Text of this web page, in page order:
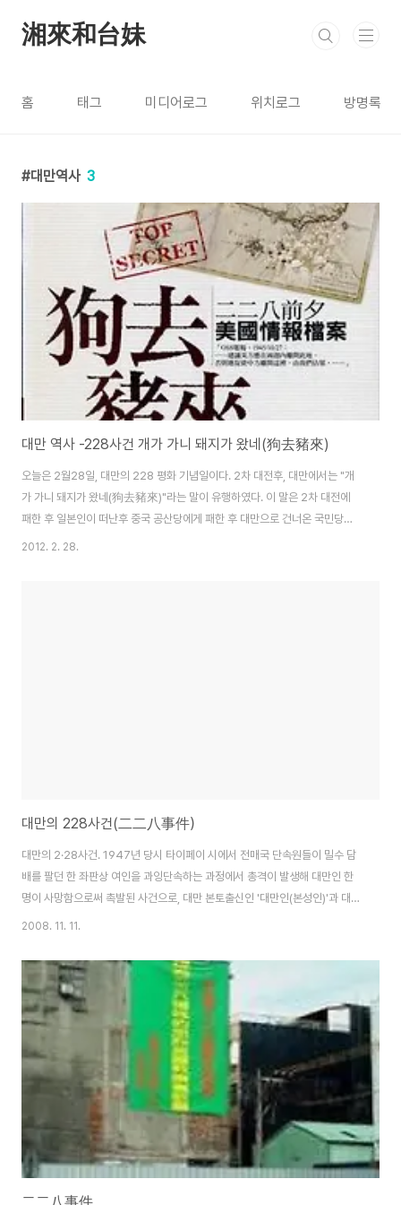
湘來和台妹
홈 태그 미디어로그 위치로그 방명록
대만역사 3
대만 역사 -228사건 개가 가니 돼지가 왔네(狗去豬來)
오늘은 2월28일, 대만의 228 평화 기념일이다. 2차 대전후, 대만에서는 "개
가 가니 돼지가 왔네(狗去豬來)"라는 말이 유행하였다. 이 말은 2차 대전에
패한 후 일본인이 떠난후 중국 공산당에게 패한 후 대만으로 건너온 국민당을
위시한 중국인들이 온 것에 대한 실망감을 나타낸다. 이 이전에 대만에 거주하
2012. 2. 28.
대만의 228사건(二二八事件）
대만의 2·28사건. 1947년 당시 타이페이 시에서 전매국 단속원들이 밀수 담
배를 팔던 한 좌판상 여인을 과잉단속하는 과정에서 총격이 발생해 대만인 한
명이 사망함으로써 촉발된 사건으로, 대만 본토출신인 '대만인(본성인)'과 대륙
에서 온 이른바 '외성인' 사이의 갈등요인이 됐다. 중국 본토의 남동 해안에서
한족(漢族)이 이주해 정착하기 시작했다. 그리고 1945년 일본의 식민지 지배
가 끝난 후부터 국민당은 국부군을 대만에 파견하는 등 인수작업 실시하였고,
1949년 '중화민국'을 세우기까지 대륙의 중국인들이 대만으로 건너왔다. 이에
따라 대만의 한족(漢族)은 중국 대륙에서 조기 이주해온 본성인(本省人 대만
인)과 1949년 전후에..
2008. 11. 11.